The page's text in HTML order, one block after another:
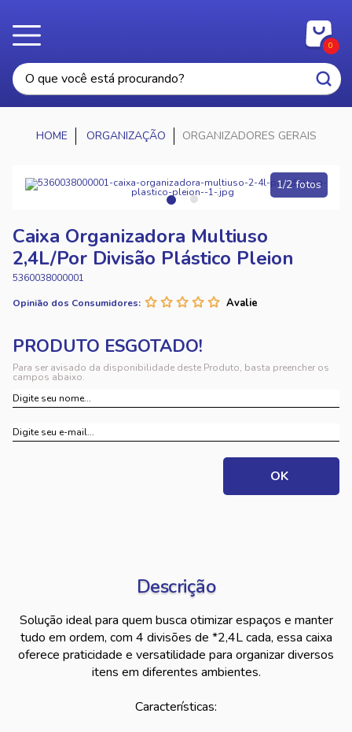
0
ORGANIZAÇÃO ORGANIZADORES GERAIS
1/2 fotos
Caixa Organizadora Multiuso
2,4L/Por Divisão Plástico Pleion
5360038000001
Opinião dos Consumidores:
Para ser avisado da disponibilidade deste Produto, basta preencher os
campos abaixo.
Descrição
Solução ideal para quem busca otimizar espaços e manter
tudo em ordem, com 4 divisões de *2,4L cada, essa caixa
oferece praticidade e versatilidade para organizar diversos
itens em diferentes ambientes.
Características: